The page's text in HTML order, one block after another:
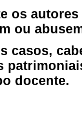
os
ou
casos,
docente.